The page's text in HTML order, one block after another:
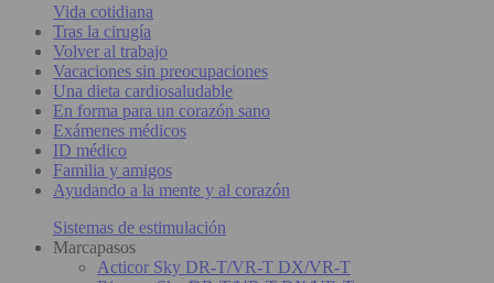
Vida cotidiana
Tras la cirugía
Volver al trabajo
Vacaciones sin preocupaciones
Una dieta cardiosaludable
En forma para un corazón sano
Exámenes médicos
ID médico
Familia y amigos
Ayudando a la mente y al corazón
Sistemas de estimulación
Marcapasos
Acticor Sky DR-T/VR-T DX/VR-T